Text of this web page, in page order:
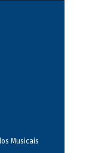
Musicais